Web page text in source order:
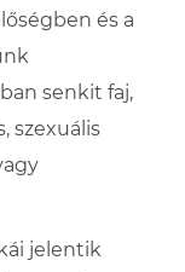
és a
senkit faj,
szexuális
jelentik